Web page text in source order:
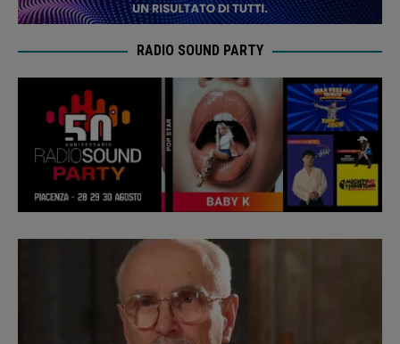
RADIO SOUND PARTY